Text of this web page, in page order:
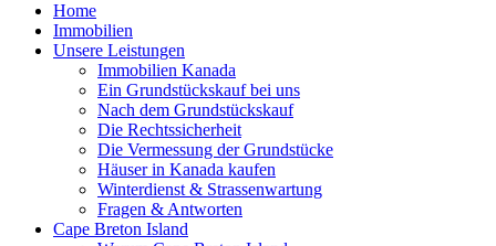
Home
Immobilien
Unsere Leistungen
Immobilien Kanada
Ein Grundstückskauf bei uns
Nach dem Grundstückskauf
Die Rechtssicherheit
Die Vermessung der Grundstücke
Häuser in Kanada kaufen
Winterdienst & Strassenwartung
Fragen & Antworten
Cape Breton Island